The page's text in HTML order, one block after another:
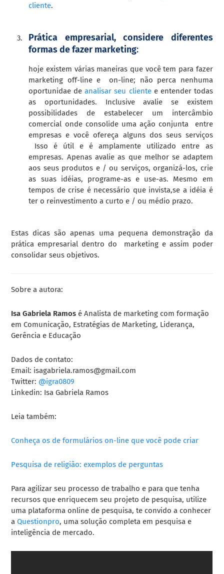
cliente.
Prática empresarial, considere diferentes
formas de fazer marketing:
hoje existem várias maneiras que você tem para fazer
marketing off-line e on-line; não perca nenhuma
oportunidae deanalisar seu clientee entender todas
as oportunidades. Inclusive avalie se existem
possibilidades de estabelecer um intercâmbio
comercial onde consolide uma ação conjunta entre
empresas e você ofereça alguns dos seus serviços
Isso é útil e é amplamente utilizado entre as
empresas. Apenas avalie as que melhor se adaptem
aos seus produtos e / ou serviços, organizá-los, crie
as suas idéias, programe-as e use-as. Mesmo em
tempos de crise é necessário que invista,se a idéia é
ter o reinvestimento a curto e / ou médio prazo.
Estas dicas são apenas uma pequena demonstração da
prática empresarial dentro do marketing e assim poder
consolidar seus objetivos.
Sobre a autora:
Isa Gabriela Ramos é Analista de marketing com formação
em Comunicação, Estratégias de Marketing, Liderança,
Gerência e Educação
Dados de contato:
Email: isagabriela.ramos@gmail.com
Twitter: @igra0809
Linkedin: Isa Gabriela Ramos
Leia também:
Conheça os de formulários on-line que você pode criar
Pesquisa de religião: exemplos de perguntas
Para agilizar seu processo de trabalho e para que tenha
recursos que enriquecem seu projeto de pesquisa, utilize
uma plataforma online de pesquisa, te convido a conhecer
a Questionpro, uma solução completa em pesquisa e
inteligência de mercado.